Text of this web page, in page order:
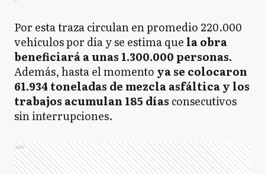
Por esta traza circulan en promedio 220.000
vehículos por día y se estima que la obra
beneficiará a unas 1.300.000 personas.
Además, hasta el momento ya se colocaron
61.934 toneladas de mezcla asfáltica y los
trabajos acumulan 185 días consecutivos
sin interrupciones.
Ads